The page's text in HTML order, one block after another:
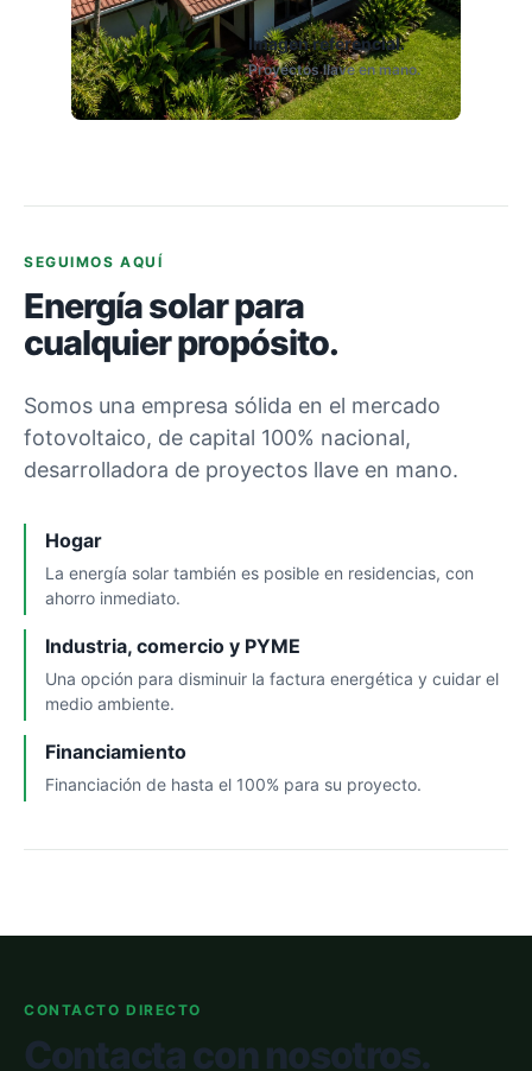
Imagen referencial.
Proyectos llave en mano.
SEGUIMOS AQUÍ
Energía solar para
cualquier propósito.
Somos una empresa sólida en el mercado
fotovoltaico, de capital 100% nacional,
desarrolladora de proyectos llave en mano.
Hogar
La energía solar también es posible en residencias, con
ahorro inmediato.
Industria, comercio y PYME
Una opción para disminuir la factura energética y cuidar el
medio ambiente.
Financiamiento
Financiación de hasta el 100% para su proyecto.
CONTACTO DIRECTO
Contacta con nosotros.